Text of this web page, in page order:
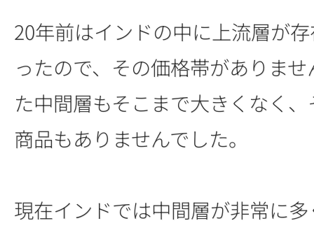
20年前はインドの中に上流層が
ったので、その価格帯がありま
た中間層もそこまで大きくなく
商品もありませんでした。
現在インドでは中間層が非常に